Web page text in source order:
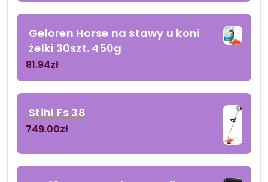
Geloren Horse na stawy u koni
żelki 30szt. 450g
81.94zł
Stihl Fs 38
749.00zł